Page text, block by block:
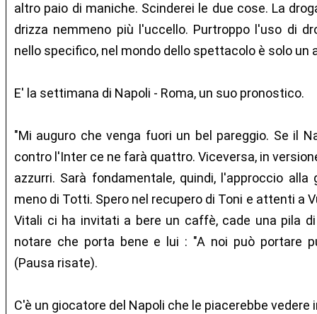
altro paio di maniche. Scinderei le due cose. La
drizza nemmeno più l'uccello. Purtroppo l'uso di
nello specifico, nel mondo dello spettacolo è solo
E' la settimana di Napoli - Roma, un suo pronostico.
"Mi auguro che venga fuori un bel pareggio. Se il
contro l'Inter ce ne farà quattro. Viceversa, in
azzurri. Sarà fondamentale, quindi, l'approccio
meno di Totti. Spero nel recupero di Toni e attenti a
Vitali ci ha invitati a bere un caffè, cade una pila
notare che porta bene e lui : "A noi può portare
(Pausa risate).
C'è un giocatore del Napoli che le piacerebbe vedere